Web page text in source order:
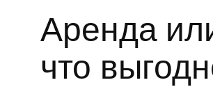
Аренда
что